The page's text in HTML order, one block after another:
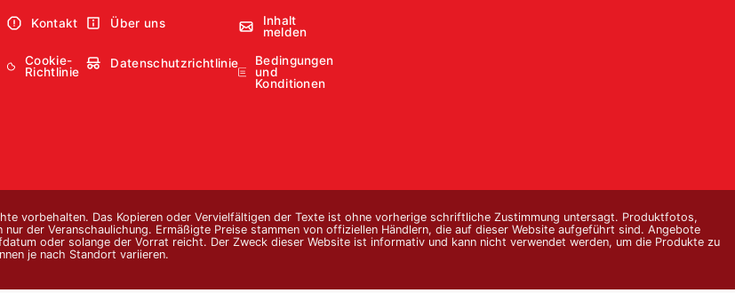
Kontakt Über uns
Inhalt
melden
Cookie-
Richtlinie
Datenschutzrichtlinie
Bedingungen
und
Konditionen
vorbehalten. Das Kopieren oder Vervielfältigen der Texte ist ohne vorherige schriftliche Zustimmung untersagt. Produktfotos,
nur der Veranschaulichung. Ermäßigte Preise stammen von offiziellen Händlern, die auf dieser Website aufgeführt sind. Angebote
oder solange der Vorrat reicht. Der Zweck dieser Website ist informativ und kann nicht verwendet werden, um die Produkte zu
je nach Standort variieren.